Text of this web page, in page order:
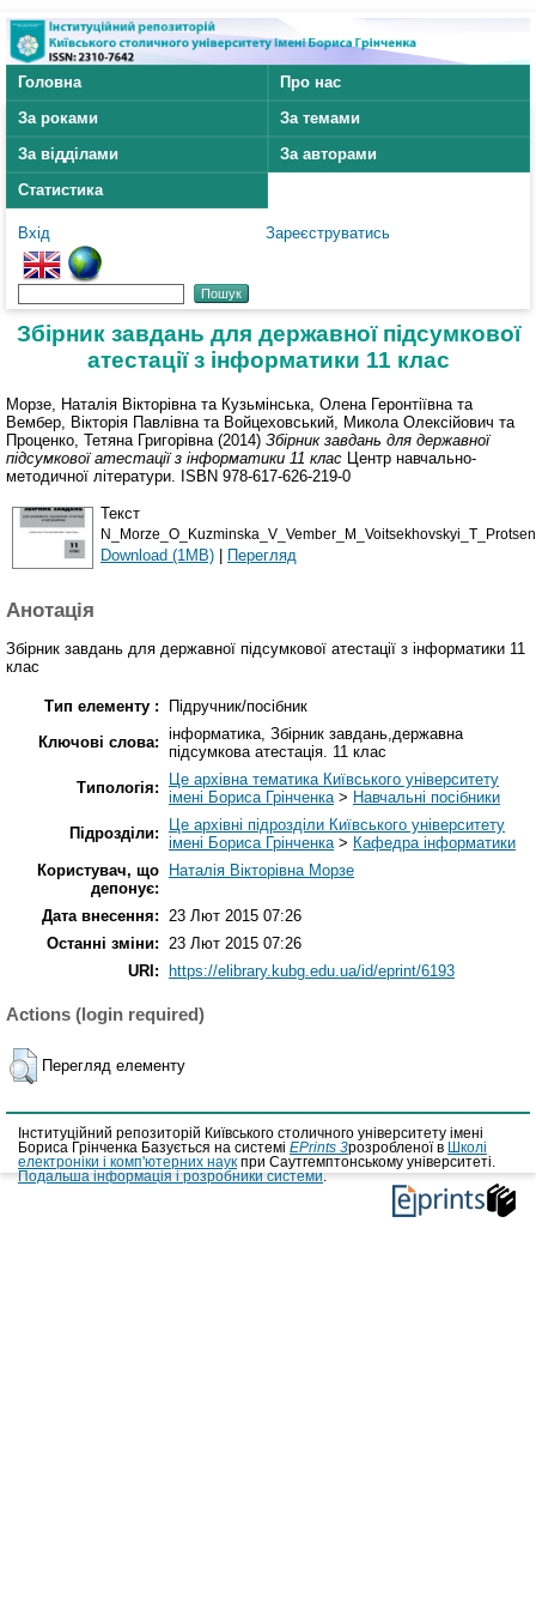
Головна
Про нас
За роками
За темами
За відділами
За авторами
Статистика
Вхід Зареєструватись
Збірник завдань для державної підсумкової
атестації з інформатики 11 клас
Морзе, Наталія Вікторівна та Кузьмінська, Олена Геронтіївна та
Вембер, Вікторія Павлівна та Войцеховський, Микола Олексійович та
Проценко, Тетяна Григорівна (2014) Збірник завдань для державної
підсумкової атестації з інформатики 11 клас Центр навчально-
методичної літератури. ISBN 978-617-626-219-0
Текст
Download (1MB) | Перегляд
Анотація
Збірник завдань для державної підсумкової атестації з інформатики 11
клас
Тип елементу :
Підручник/посібник
Ключові слова: інформатика, Збірник завдань,державна
підсумкова атестація. 11 клас
Типологія:
Це архівна тематика Київського університету
імені Бориса Грінченка> Навчальні посібники
Підрозділи:
Це архівні підрозділи Київського університету
імені Бориса Грінченка> Кафедра інформатики
Користувач, що
депонує:
Наталія Вікторівна Морзе
Дата внесення: 23 Лют 2015 07:26
Останні зміни: 23 Лют 2015 07:26
URI:
https://elibrary.kubg.edu.ua/id/eprint/6193
Actions (login required)
Перегляд елементу
Інституційний репозиторій Київського столичного університету імені
Бориса Грінченка Базується на системі EPrints 3розробленої в
Школі
електроніки і комп'ютерних наук при Саутгемптонському університеті.
Подальша інформація і розробники системи.